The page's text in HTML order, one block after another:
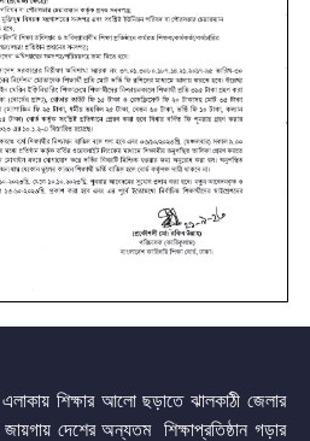
শিক্ষার আলো ছড়াতে ঝালকাঠী জেলার
দেশের অন্যতম শিক্ষাপ্রতিষ্ঠান গড়ার